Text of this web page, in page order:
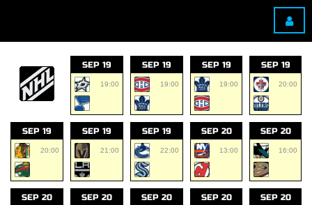
SEP 19
19:00
SEP 19
19:00
SEP 19
19:00
SEP 19
20:00
SEP 19
20:00
SEP 19
21:00
SEP 19
22:00
SEP 20
13:00
SEP 20
16:00
SEP 20 SEP 20 SEP 20 SEP 20 SEP 20